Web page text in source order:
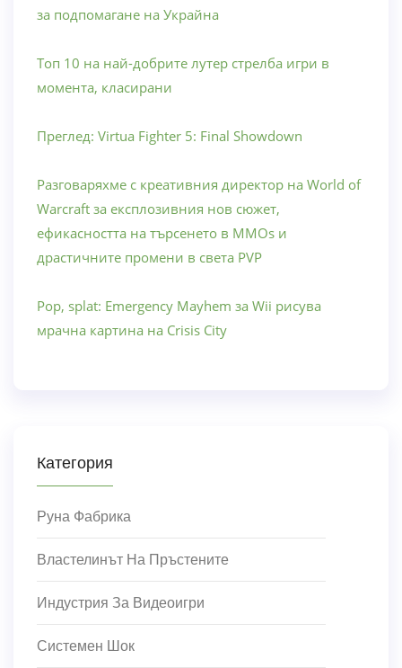
за подпомагане на Украйна
Топ 10 на най-добрите лутер стрелба игри в
момента, класирани
Преглед: Virtua Fighter 5: Final Showdown
Разговаряхме с креативния директор на World of
Warcraft за експлозивния нов сюжет,
ефикасността на търсенето в MMOs и
драстичните промени в света PVP
Pop, splat: Emergency Mayhem за Wii рисува
мрачна картина на Crisis City
Категория
Руна Фабрика
Властелинът На Пръстените
Индустрия За Видеоигри
Системен Шок